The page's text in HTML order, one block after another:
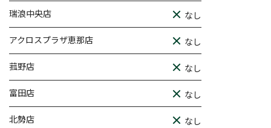
瑞浪中央店 なし
アクロスプラザ恵那店 なし
菰野店 なし
富田店 なし
北勢店 なし